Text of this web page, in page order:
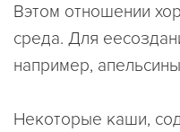
Вэтом отношении
среда. Для
например,
Некоторые каши,